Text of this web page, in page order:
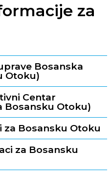
za
Bosanska
Otoku)
Centar
Bosansku Otoku)
Bosansku Otoku
za Bosansku